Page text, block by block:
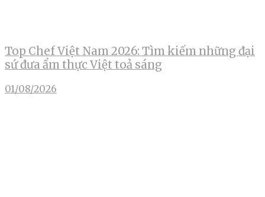
Top Chef Việt Nam 2026: Tìm kiếm những đại
sứ đưa ẩm thực Việt toả sáng
01/08/2026